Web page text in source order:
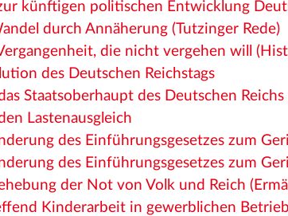
künftigen politischen Entwicklung
durch Annäherung (Tutzinger Rede)
die nicht vergehen will
des Deutschen Reichstags
Staatsoberhaupt des Deutschen
Lastenausgleich
des Einführungsgesetzes zum
des Einführungsgesetzes zum
der Not von Volk und Reich
Kinderarbeit in gewerblichen